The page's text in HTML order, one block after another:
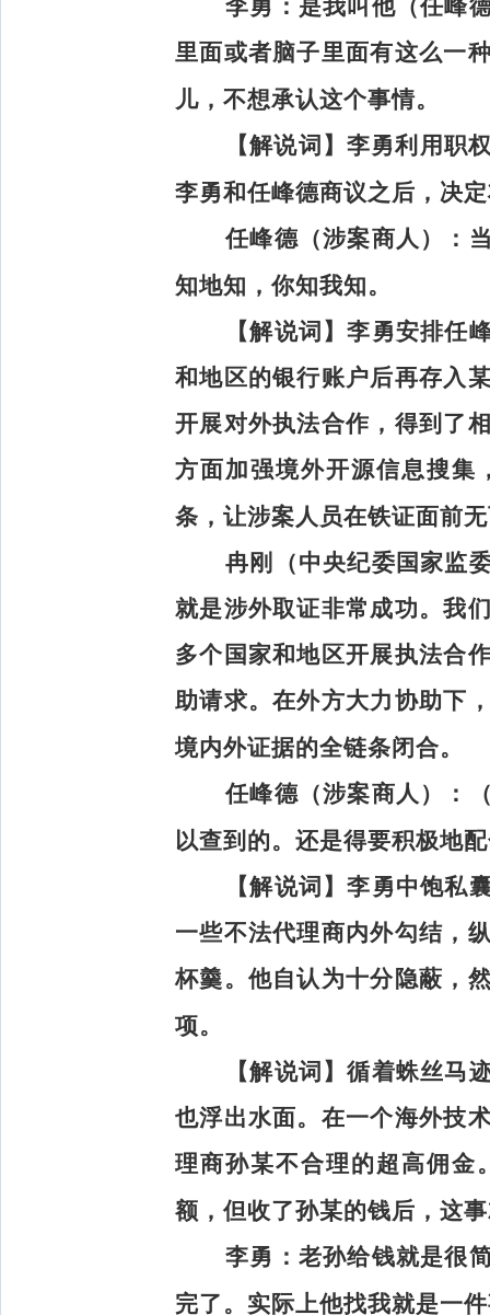
李勇： 是我叫他（任峰
里面或者脑子里面有这么一
儿，不想承认这个事情。
【解说词】李勇利用职
李勇和任峰德商议之后，决
任峰德（涉案商人）：
知地知，你知我知。
【解说词】李勇安排任
和地区的银行账户后再存入
开展对外执法合作，得到了
方面加强境外开源信息搜集
条，让涉案人员在铁证面前
冉刚（中央纪委国家监
就是涉外取证非常成功。我
多个国家和地区开展执法合
助请求。在外方大力协助下
境内外证据的全链条闭合。
任峰德（涉案商人）：
以查到的。还是得要积极地
【解说词】李勇中饱私
一些不法代理商内外勾结，
杯羹。他自认为十分隐蔽，
项。
【解说词】循着蛛丝马
也浮出水面。在一个海外技
理商孙某不合理的超高佣金
额，但收了孙某的钱后，这
李勇： 老孙给钱就是很
完了。实际上他找我就是一